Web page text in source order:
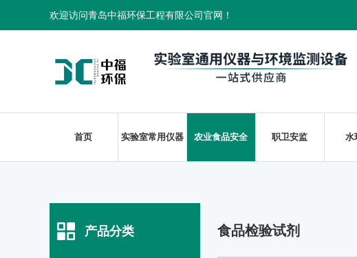
欢迎访问青岛中福环保工程有限公司官网！
首页 实验室常用仪器 农业食品安全 职卫安监 水
食品检验试剂
产品分类